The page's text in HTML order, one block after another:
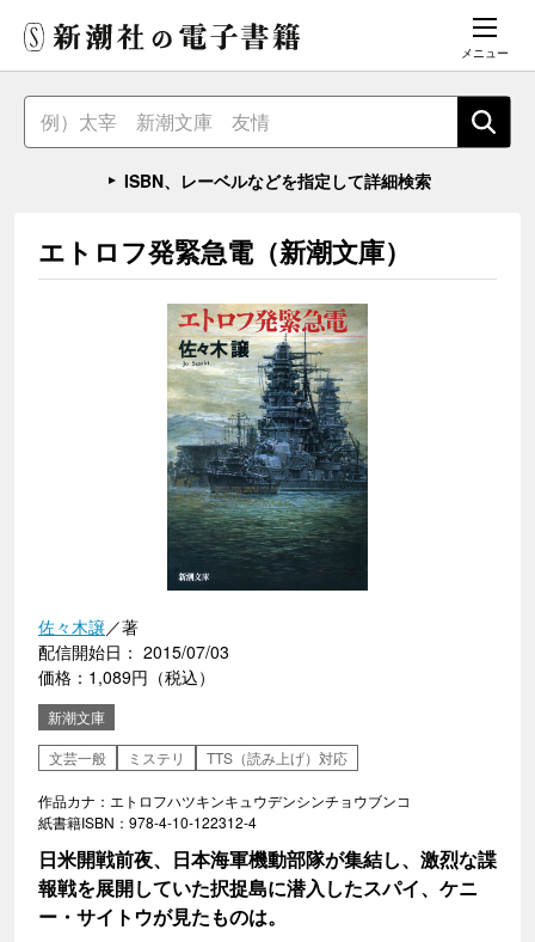
メニュー
ISBN、レーベルなどを指定して詳細検索
エトロフ発緊急電（新潮文庫）
佐々木譲／著
配信開始日： 2015/07/03
価格：1,089円（税込）
新潮文庫
文芸一般
ミステリ TTS（読み上げ）対応
作品カナ：エトロフハツキンキュウデンシンチョウブンコ
紙書籍ISBN：978-4-10-122312-4
日米開戦前夜、日本海軍機動部隊が集結し、激烈な諜
報戦を展開していた択捉島に潜入したスパイ、ケニ
ー・サイトウが見たものは。